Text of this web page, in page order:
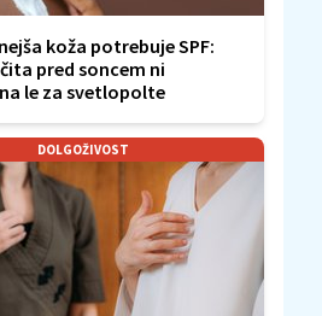
koža potrebuje SPF:
pred soncem ni
le za svetlopolte
DOLGOŽIVOST